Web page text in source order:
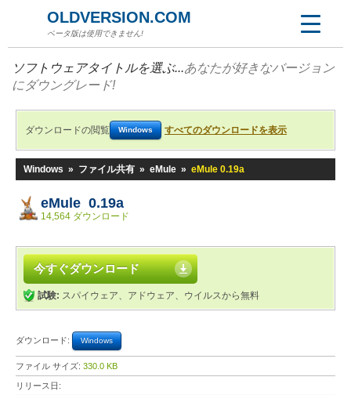
OLDVERSION.COM
ベータ版は使用できません!
ソフトウェアタイトルを選ぶ...あなたが好きなバージョン
にダウングレード!
ダウンロードの閲覧 Windows すべてのダウンロードを表示
Windows » ファイル共有 » eMule » eMule 0.19a
eMule 0.19a
14,564 ダウンロード
今すぐダウンロード
試験: スパイウェア、アドウェア、ウイルスから無料
ダウンロード: Windows
ファイル サイズ: 330.0 KB
リリース日: